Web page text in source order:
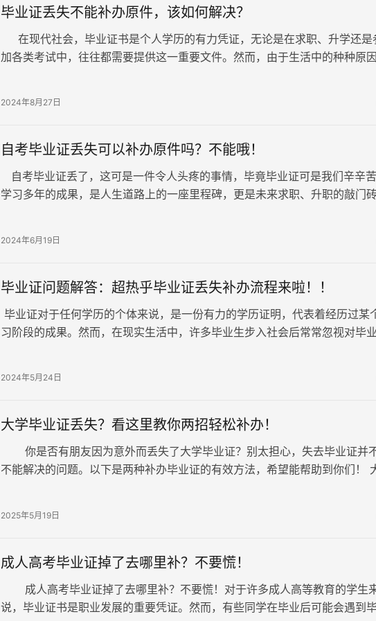
毕业证丢失不能补办原件，该如何解决？
在现代社会，毕业证书是个人学历的有力凭证，无论是在求职、升学还是
加各类考试中，往往都需要提供这一重要文件。然而，由于生活中的种种原
2024年8月27日
自考毕业证丢失可以补办原件吗？不能哦！
自考毕业证丢了，这可是一件令人头疼的事情，毕竟毕业证可是我们辛辛
学习多年的成果，是人生道路上的一座里程碑，更是未来求职、升职的敲门
2024年6月19日
毕业证问题解答：超热乎毕业证丢失补办流程来啦！！
毕业证对于任何学历的个体来说，是一份有力的学历证明，代表着经历过某
习阶段的成果。然而，在现实生活中，许多毕业生步入社会后常常忽视对毕
校核实后提供相应的毕业证明书，具有同等效力。
2024年5月24日
大学毕业证丢失？看这里教你两招轻松补办！
你是否有朋友因为意外而丢失了大学毕业证？别太担心，失去毕业证并
不能解决的问题。以下是两种补办毕业证的有效方法，希望能帮助到你们！
2025年5月19日
成人高考毕业证掉了去哪里补？不要慌！
成人高考毕业证掉了去哪里补？不要慌！对于许多成人高等教育的学生
说，毕业证书是职业发展的重要凭证。然而，有些同学在毕业后可能会遇到